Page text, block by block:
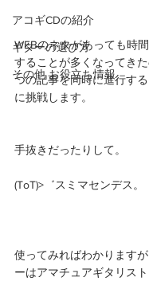
アコギCDの紹介
ギターの選び方
その他 お役立ち情報
WEBのネタがあっても時
することが多くなってき
つの記事を同時に進行す
に挑戦します。
手抜きだったりして。
(ToT)>゛スミマセンデス。
使ってみればわかります
ーはアマチュアギタリス